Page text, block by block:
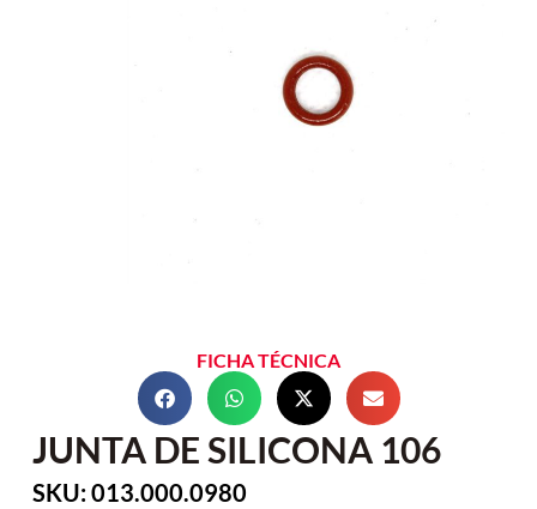
FICHA TÉCNICA
JUNTA DE SILICONA 106
SKU: 013.000.0980